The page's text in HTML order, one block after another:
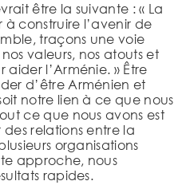
être la suivante : « La
construire l’avenir de
traçons une voie
valeurs, nos atouts et
aider l’Arménie. » Être
d’être Arménien et
notre lien à ce que nous
ce que nous avons est
relations entre la
organisations
approche, nous
rapides.